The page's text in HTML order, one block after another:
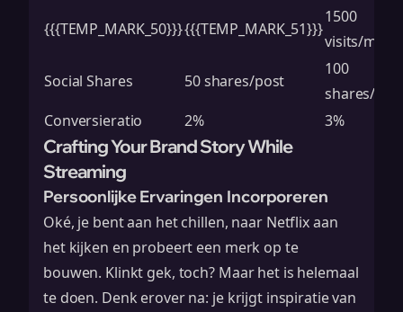
{{{TEMP_MARK_50}}}{{{TEMP_MARK_51}}}
1500
visits/
Social Shares
50 shares/post
100
shares/
Conversieratio
2% 3%
Crafting Your Brand Story While
Streaming
Persoonlijke Ervaringen Incorporeren
Oké, je bent aan het chillen, naar Netflix aan
het kijken en probeert een merk op te
bouwen. Klinkt gek, toch? Maar het is helemaal
te doen. Denk erover na: je krijgt inspiratie van